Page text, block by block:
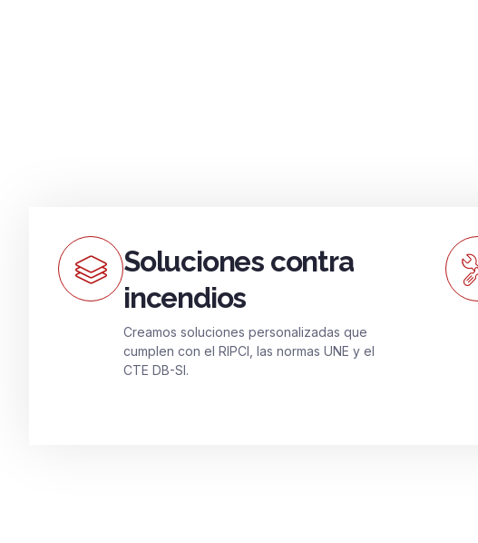
Soluciones contra
incendios
Creamos soluciones personalizadas que
cumplen con el RIPCI, las normas UNE y el
CTE DB-SI.